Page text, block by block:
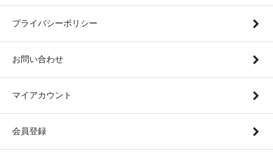
プライバシーポリシー
お問い合わせ
マイアカウント
会員登録